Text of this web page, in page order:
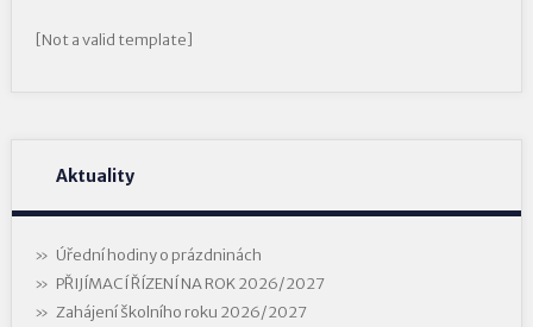
[Not a valid template]
Aktuality
Úřední hodiny o prázdninách
PŘIJÍMACÍ ŘÍZENÍ NA ROK 2026/2027
Zahájení školního roku 2026/2027